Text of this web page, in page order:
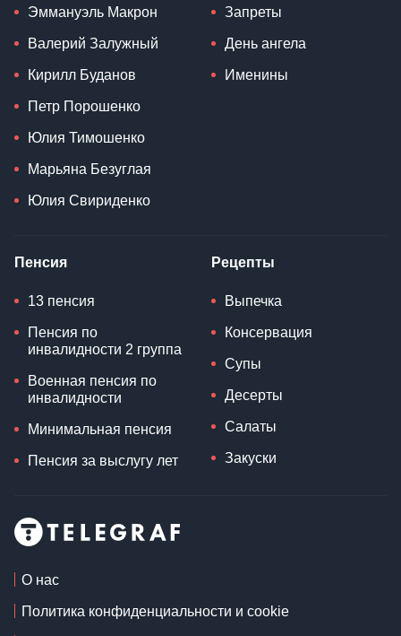
Эммануэль Макрон
Валерий Залужный
Кирилл Буданов
Петр Порошенко
Юлия Тимошенко
Марьяна Безуглая
Юлия Свириденко
Запреты
День ангела
Именины
Пенсия
13 пенсия
Пенсия по
инвалидности 2 группа
Военная пенсия по
инвалидности
Минимальная пенсия
Пенсия за выслугу лет
Рецепты
Выпечка
Консервация
Супы
Десерты
Салаты
Закуски
О нас
Политика конфиденциальности и cookie